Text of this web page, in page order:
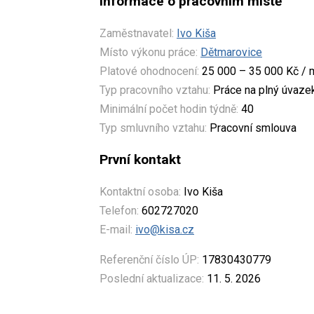
Zaměstnavatel: Ivo Kiša
Místo výkonu práce: Dětmarovice
Platové ohodnocení: 25 000 – 35 000 Kč /
Typ pracovního vztahu: Práce na plný
Minimální počet hodin týdně: 40
Typ smluvního vztahu: Pracovní smlouva
První kontakt
Kontaktní osoba: Ivo Kiša
Telefon: 602727020
E-mail: ivo@kisa.cz
Referenční číslo ÚP: 17830430779
Poslední aktualizace: 11. 5. 2026